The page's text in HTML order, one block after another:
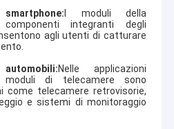
I moduli della
integranti degli
agli utenti di catturare
Nelle applicazioni
moduli di telecamere sono
come telecamere retrovisorie,
e sistemi di monitoraggio
su misura OEM/ODM di
da progettazione e dallo
fermata post-vendita service.we
la maggior parte del prezzo
comprendono nel modulo del
di USB, della macchina
macchina fotografica di DVP,